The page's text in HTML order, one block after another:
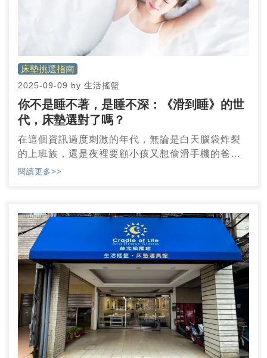
床墊挑選指南
2025-09-09 by 生活搖籃
你不是睡不著，是睡不深：《滑到睡》的世
代，床墊選對了嗎？
在這個資訊過度刺激的年代，無論是白天腦袋炸裂
的上班族，還是夜裡要顧小孩又想偷滑手機的爸
媽，很多人都躺在床上滑著手機直到眼皮撐不住，
代的常態。
閱讀更多>>